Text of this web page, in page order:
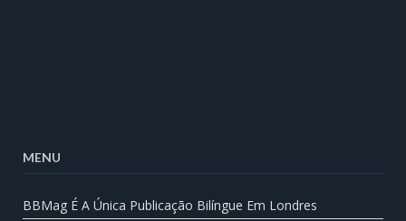
MENU
BBMag É A Única Publicação Bilíngue Em Londres